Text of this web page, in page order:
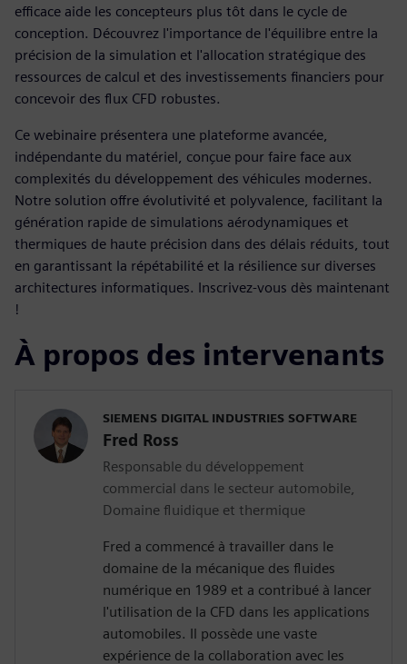
efficace aide les concepteurs plus tôt dans le cycle de
conception. Découvrez l'importance de l'équilibre entre la
précision de la simulation et l'allocation stratégique des
ressources de calcul et des investissements financiers pour
concevoir des flux CFD robustes.
Ce webinaire présentera une plateforme avancée,
indépendante du matériel, conçue pour faire face aux
complexités du développement des véhicules modernes.
Notre solution offre évolutivité et polyvalence, facilitant la
génération rapide de simulations aérodynamiques et
thermiques de haute précision dans des délais réduits, tout
en garantissant la répétabilité et la résilience sur diverses
architectures informatiques. Inscrivez-vous dès maintenant
!
À propos des intervenants
SIEMENS DIGITAL INDUSTRIES SOFTWARE
Fred Ross
Responsable du développement
commercial dans le secteur automobile,
Domaine fluidique et thermique
Fred a commencé à travailler dans le
domaine de la mécanique des fluides
numérique en 1989 et a contribué à lancer
l'utilisation de la CFD dans les applications
automobiles. Il possède une vaste
expérience de la collaboration avec les